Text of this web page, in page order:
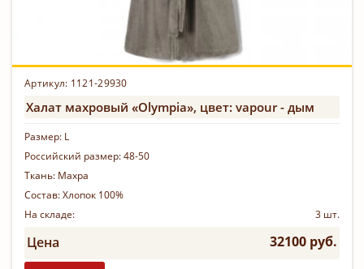
Артикул: 1121-29930
Халат махровый «Olympia», цвет: vapour - дым
Размер: L
Российский размер:48-50
Ткань: Махра
Состав:Хлопок 100%
На складе:
3 шт.
Цена 32100 руб.